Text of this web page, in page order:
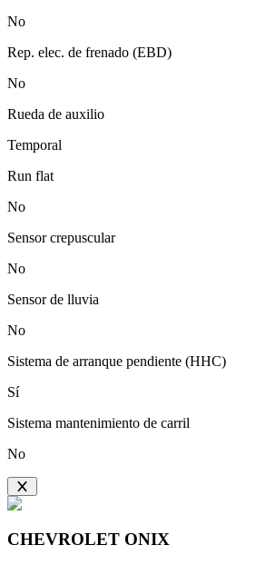
No
Rep. elec. de frenado (EBD)
No
Rueda de auxilio
Temporal
Run flat
No
Sensor crepuscular
No
Sensor de lluvia
No
Sistema de arranque pendiente (HHC)
Sí
Sistema mantenimiento de carril
No
CHEVROLET ONIX